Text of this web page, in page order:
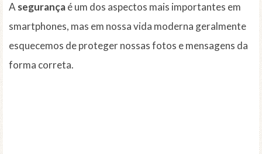
A segurançaé um dos aspectos mais importantes em
smartphones, mas em nossa vida moderna geralmente
esquecemos de proteger nossas fotos e mensagens da
forma correta.